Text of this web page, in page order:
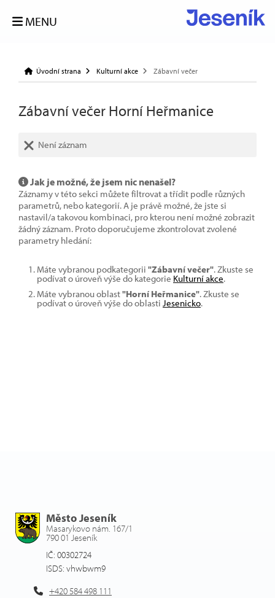
MENU
Úvodní strana Kulturní akce Zábavní večer
Zábavní večer Horní Heřmanice
Není záznam
Jak je možné, že jsem nic nenašel?
Záznamy v této sekci můžete filtrovat a třídit podle různých
parametrů, nebo kategorií. A je právě možné, že jste si
nastavil/a takovou kombinaci, pro kterou není možné zobrazit
žádný záznam. Proto doporučujeme zkontrolovat zvolené
parametry hledání:
Máte vybranou podkategorii "Zábavní večer". Zkuste se
podívat o úroveň výše do kategorie Kulturní akce.
Máte vybranou oblast"Horní Heřmanice". Zkuste se
podívat o úroveň výše do oblasti Jesenicko.
Město Jeseník
Masarykovo nám. 167/1
790 01 Jeseník
IČ: 00302724
ISDS: vhwbwm9
+420 584 498 111